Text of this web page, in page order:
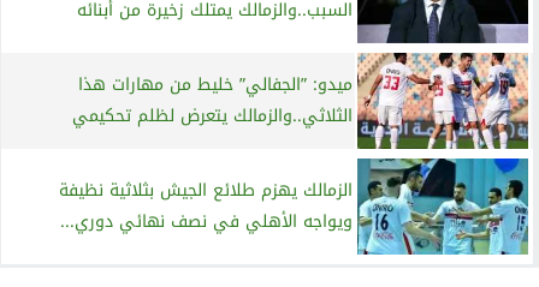
السبب..والزمالك يمتلك زخيرة من أبنائه
ميدو: ”الجفالي” خليط من مهارات هذا
الثلاثي..والزمالك يتعرض لظلم تحكيمي
الزمالك يهزم طلائع الجيش بثلاثية نظيفة
ويواجه الأهلي في نصف نهائي دوري...